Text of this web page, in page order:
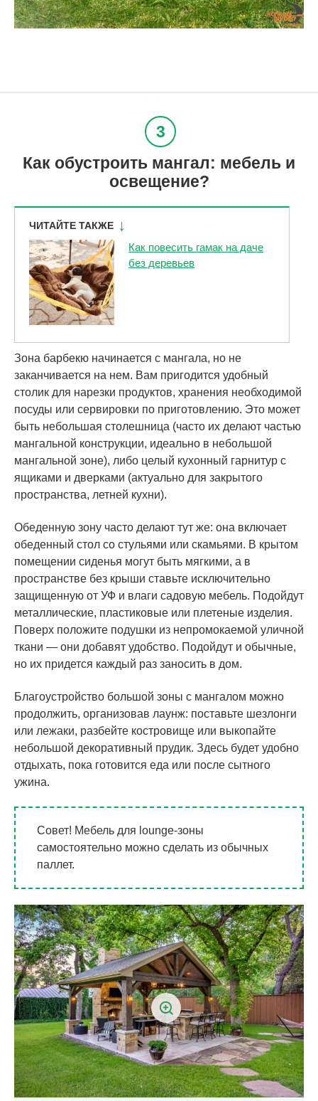
Как обустроить мангал: мебель и
освещение?
ЧИТАЙТЕ ТАКЖЕ
Как повесить гамак на даче
без деревьев
Зона барбекю начинается с мангала, но не
заканчивается на нем. Вам пригодится удобный
столик для нарезки продуктов, хранения необходимой
посуды или сервировки по приготовлению. Это может
быть небольшая столешница (часто их делают частью
мангальной конструкции, идеально в небольшой
мангальной зоне), либо целый кухонный гарнитур с
ящиками и дверками (актуально для закрытого
пространства, летней кухни).
Обеденную зону часто делают тут же: она включает
обеденный стол со стульями или скамьями. В крытом
помещении сиденья могут быть мягкими, а в
пространстве без крыши ставьте исключительно
защищенную от УФ и влаги садовую мебель. Подойдут
металлические, пластиковые или плетеные изделия.
Поверх положите подушки из непромокаемой уличной
ткани — они добавят удобство. Подойдут и обычные,
но их придется каждый раз заносить в дом.
Благоустройство большой зоны с мангалом можно
продолжить, организовав лаунж: поставьте шезлонги
или лежаки, разбейте костровище или выкопайте
небольшой декоративный прудик. Здесь будет удобно
отдыхать, пока готовится еда или после сытного
ужина.
Совет! Мебель для lounge-зоны
самостоятельно можно сделать из обычных
паллет.